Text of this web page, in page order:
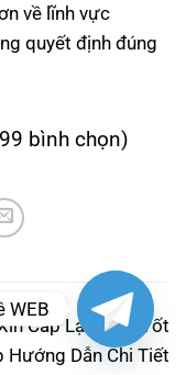
về lĩnh vực
quyết định đúng
bình chọn)
Cấp Lại Bằng Tốt
Hướng Dẫn Chi Tiết
WEB